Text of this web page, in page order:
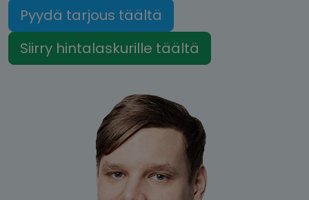
Pyydä tarjous täältä
Siirry hintalaskurille täältä